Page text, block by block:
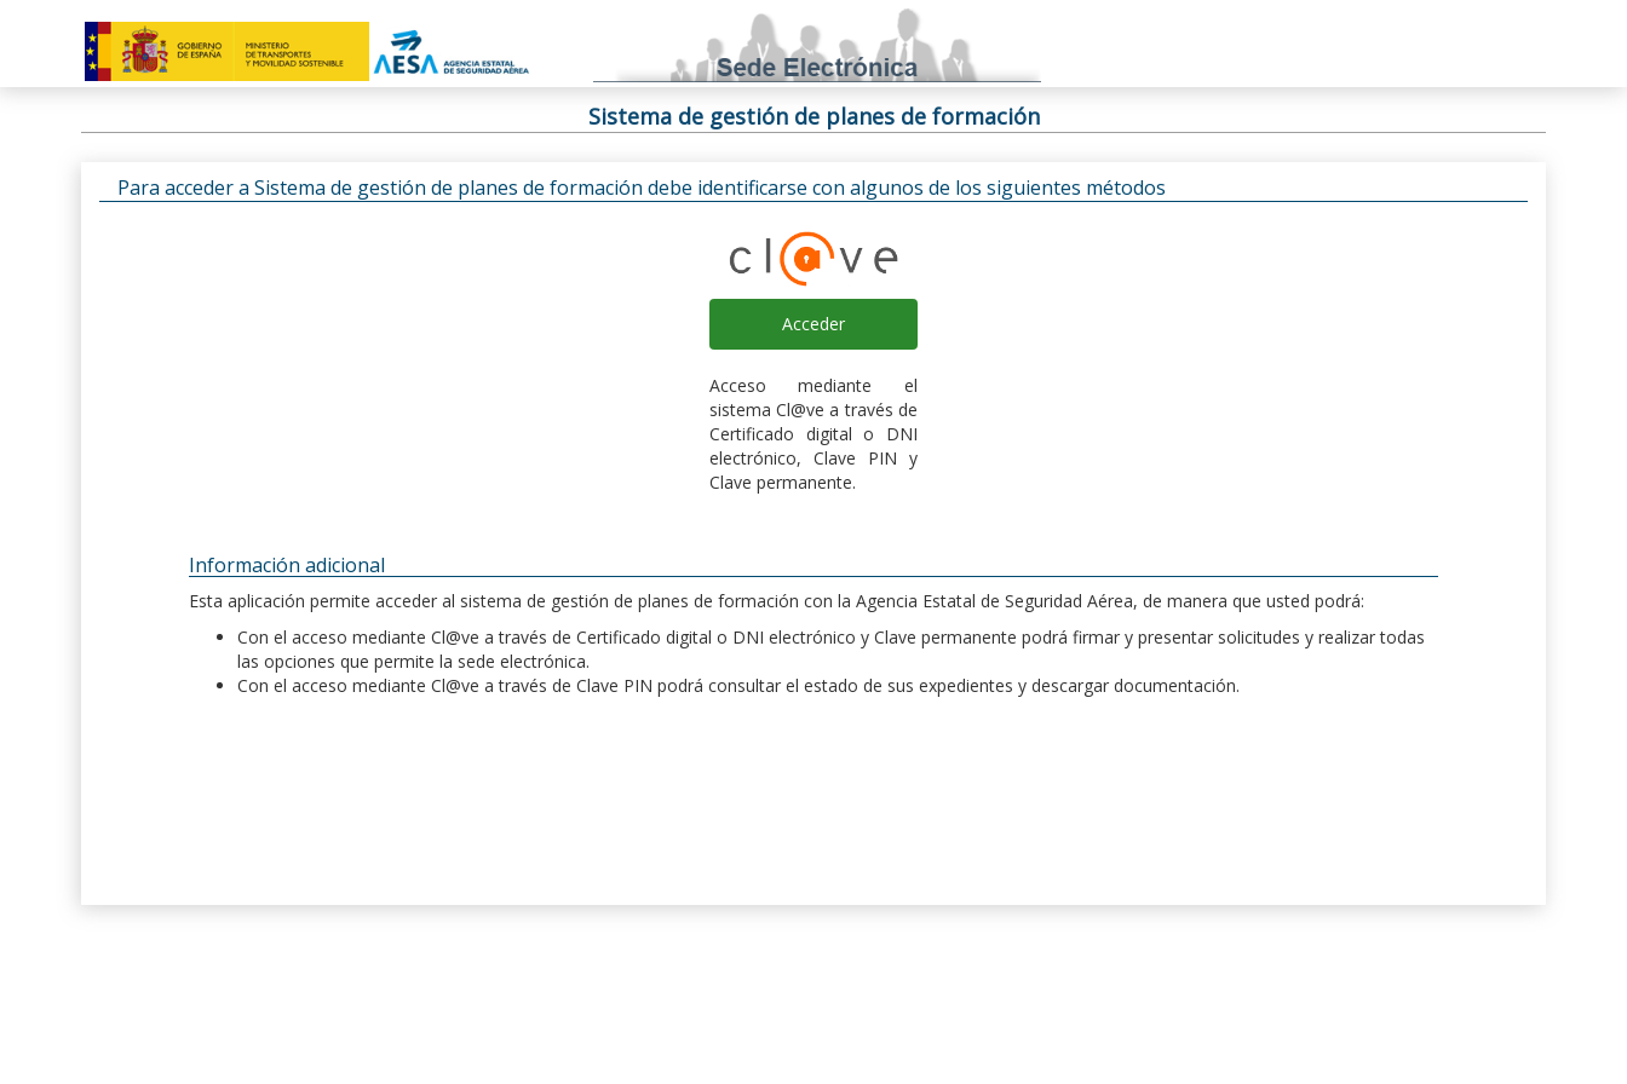
Sistema de gestión de planes de formación
Para acceder a Sistema de gestión de planes de formación debe identificarse con algunos de los siguientes métodos
Acceder
Acceso mediante el
sistema Cl@ve a través de
Certificado digital o DNI
electrónico, Clave PIN y
Clave permanente.
Información adicional
Esta aplicación permite acceder al sistema de gestión de planes de formación con la Agencia Estatal de Seguridad Aérea, de manera que usted podrá:
Con el acceso mediante Cl@ve a través de Certificado digital o DNI electrónico y Clave permanente podrá firmar y presentar solicitudes y realizar todas
las opciones que permite la sede electrónica.
Con el acceso mediante Cl@ve a través de Clave PIN podrá consultar el estado de sus expedientes y descargar documentación.